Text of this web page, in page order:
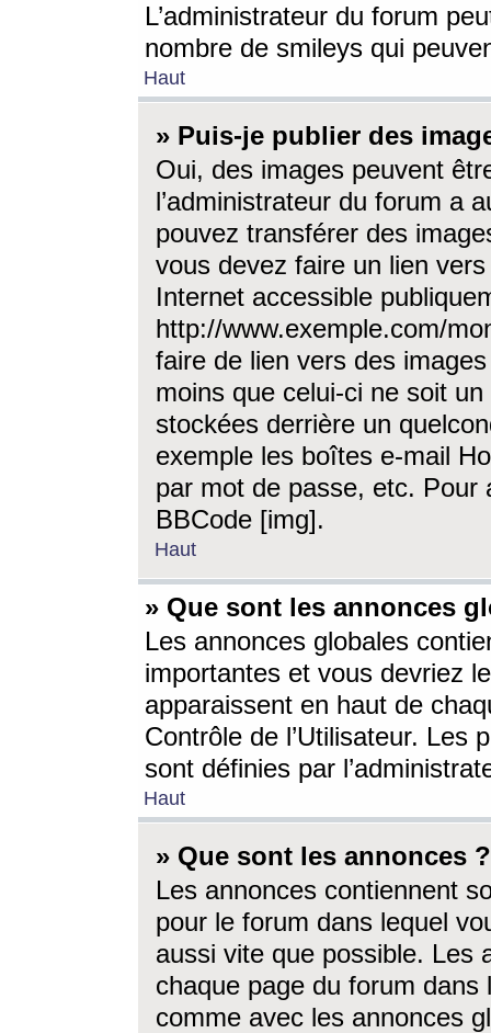
L’administrateur du forum
nombre de smileys qui
Haut
» Puis-je publier des
Oui, des images peuvent
l’administrateur du forum a
pouvez transférer des
vous devez faire un lien
Internet accessible
http://www.exemple.com/
faire de lien vers des
moins que celui-ci ne soit
stockées derrière un
exemple les boîtes e-mail
par mot de passe, etc. Pour
BBCode [img].
Haut
» Que sont les annonces
Les annonces globales
importantes et vous devriez
apparaissent en haut de
Contrôle de l’Utilisateur. Les
sont définies par
Haut
» Que sont les annonces ?
Les annonces contiennent
pour le forum dans lequel
aussi vite que possible. Les
chaque page du forum dans
comme avec les annonces